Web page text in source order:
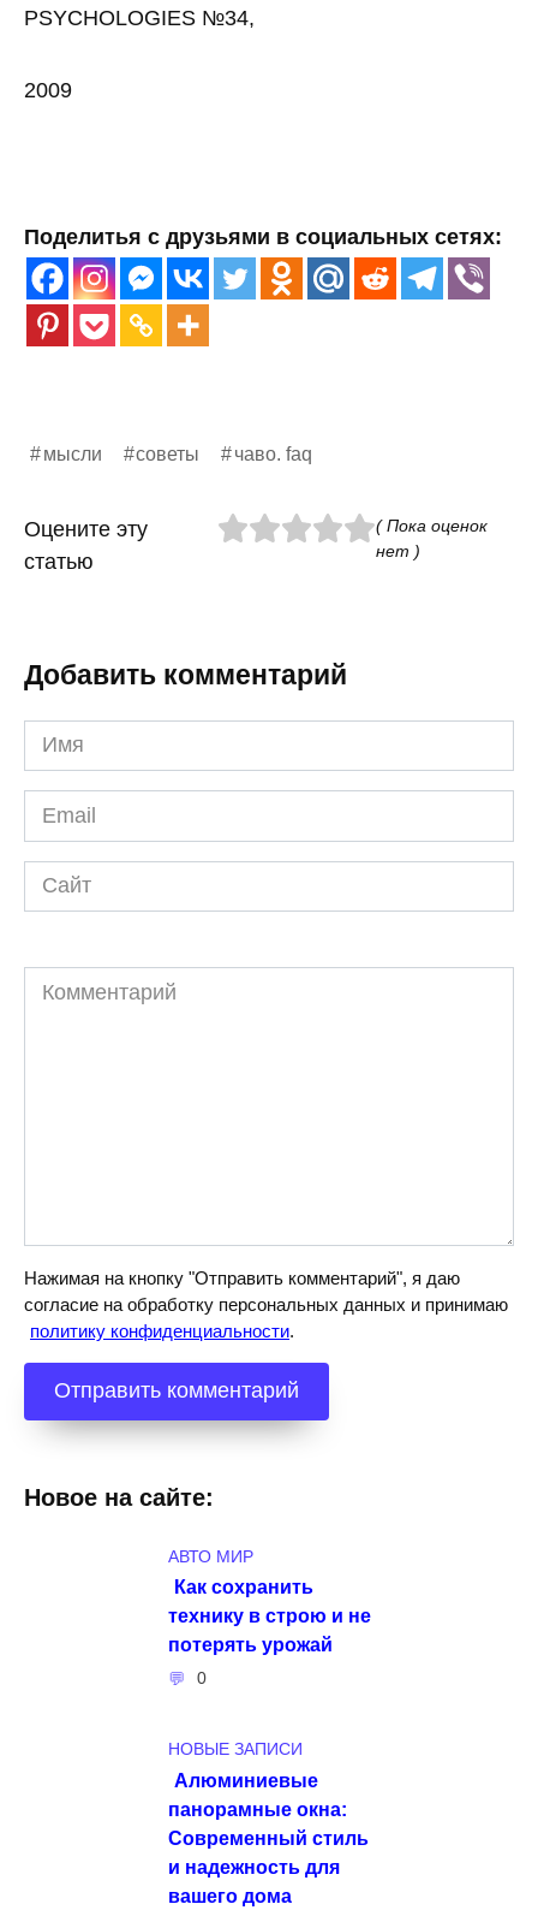
PSYCHOLOGIES №34,
2009
Поделитья с друзьями в социальных сетях:
мысли советы чаво. faq
Оцените эту
статью
( Пока оценок
нет )
Добавить комментарий
Имя
*
Email
*
Сайт
Комментарий
Нажимая на кнопку "Отправить комментарий", я даю
согласие на обработку персональных данных и принимаю
политику конфиденциальности.
Новое на сайте:
АВТО МИР
Как сохранить
технику в строю и не
потерять урожай
0
НОВЫЕ ЗАПИСИ
Алюминиевые
панорамные окна:
Современный стиль
и надежность для
вашего дома